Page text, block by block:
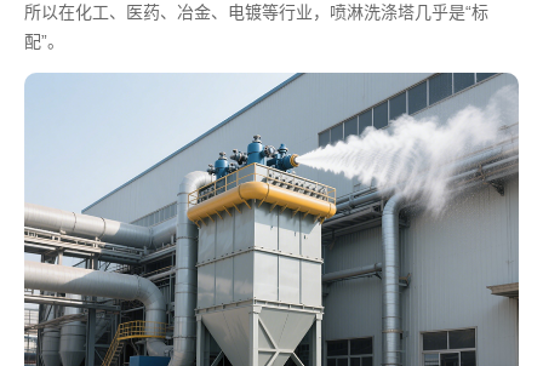
所以在化工、医药、冶金、电镀等行业，喷淋洗涤塔几乎是“标
配”。